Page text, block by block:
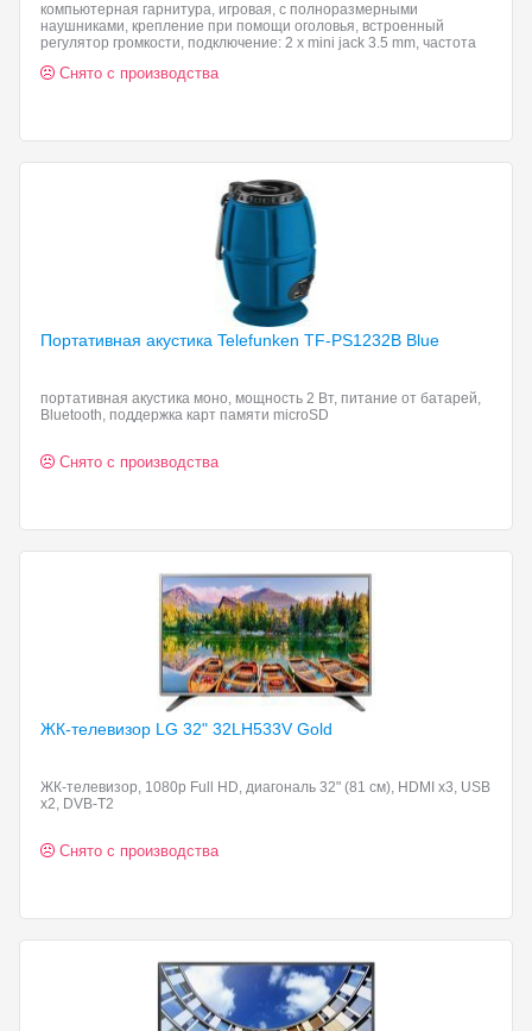
компьютерная гарнитура, игровая, с полноразмерными
наушниками, крепление при помощи оголовья, встроенный
регулятор громкости, подключение: 2 x mini jack 3.5 mm, частота
Снято с производства
Портативная акустика Telefunken TF-PS1232B Blue
портативная акустика моно, мощность 2 Вт, питание от батарей,
Bluetooth, поддержка карт памяти microSD
Снято с производства
ЖК-телевизор LG 32" 32LH533V Gold
ЖК-телевизор, 1080p Full HD, диагональ 32" (81 см), HDMI x3, USB
x2, DVB-T2
Снято с производства